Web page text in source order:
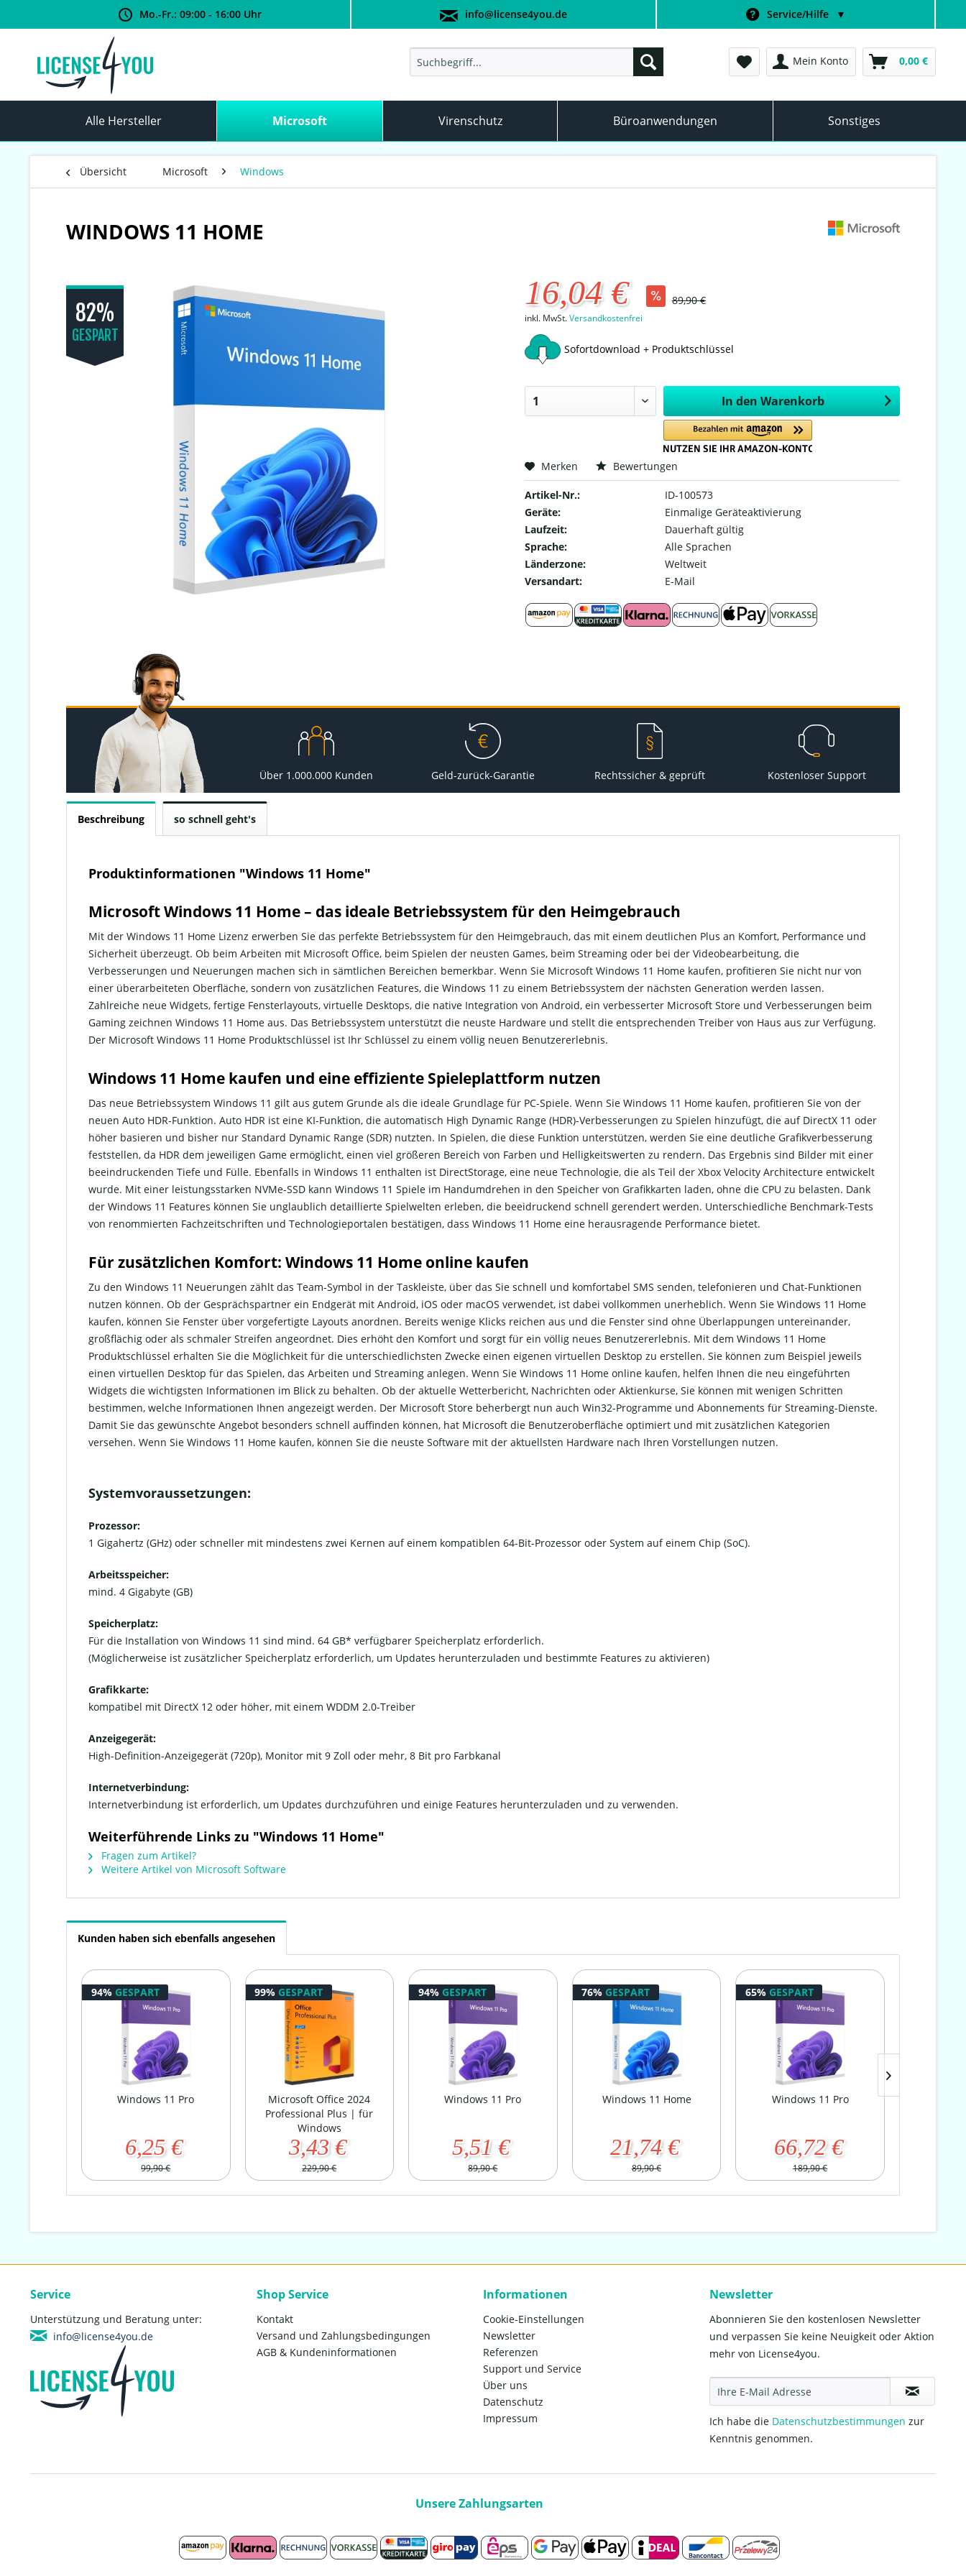
Mo.-Fr.: 09:00 - 16:00 Uhr info@license4you.de Service/Hilfe ▼
Mein Konto 0,00 €
Alle Hersteller Microsoft Virenschutz Büroanwendungen Sonstiges
Übersicht Microsoft Windows
WINDOWS 11 HOME
82%
GESPART
16,04 € 89,90 €
inkl. MwSt.Versandkostenfrei
Sofortdownload + Produktschlüssel
In den Warenkorb
Merken Bewertungen
Artikel-Nr.:
ID-100573
Geräte:
Einmalige Geräteaktivierung
Laufzeit:
Dauerhaft gültig
Sprache:
Alle Sprachen
Länderzone:
Weltweit
Versandart:
E-Mail
Über 1.000.000 Kunden Geld-zurück-Garantie Rechtssicher & geprüft Kostenloser Support
Beschreibung so schnell geht's
Produktinformationen "Windows 11 Home"
Microsoft Windows 11 Home – das ideale Betriebssystem für den Heimgebrauch
Mit der Windows 11 Home Lizenz erwerben Sie das perfekte Betriebssystem für den Heimgebrauch, das mit einem deutlichen Plus an Komfort, Performance und
Sicherheit überzeugt. Ob beim Arbeiten mit Microsoft Office, beim Spielen der neusten Games, beim Streaming oder bei der Videobearbeitung, die
Verbesserungen und Neuerungen machen sich in sämtlichen Bereichen bemerkbar. Wenn Sie Microsoft Windows 11 Home kaufen, profitieren Sie nicht nur von
einer überarbeiteten Oberfläche, sondern von zusätzlichen Features, die Windows 11 zu einem Betriebssystem der nächsten Generation werden lassen.
Zahlreiche neue Widgets, fertige Fensterlayouts, virtuelle Desktops, die native Integration von Android, ein verbesserter Microsoft Store und Verbesserungen beim
Gaming zeichnen Windows 11 Home aus. Das Betriebssystem unterstützt die neuste Hardware und stellt die entsprechenden Treiber von Haus aus zur Verfügung.
Der Microsoft Windows 11 Home Produktschlüssel ist Ihr Schlüssel zu einem völlig neuen Benutzererlebnis.
Windows 11 Home kaufen und eine effiziente Spieleplattform nutzen
Das neue Betriebssystem Windows 11 gilt aus gutem Grunde als die ideale Grundlage für PC-Spiele. Wenn Sie Windows 11 Home kaufen, profitieren Sie von der
neuen Auto HDR-Funktion. Auto HDR ist eine KI-Funktion, die automatisch High Dynamic Range (HDR)-Verbesserungen zu Spielen hinzufügt, die auf DirectX 11 oder
höher basieren und bisher nur Standard Dynamic Range (SDR) nutzten. In Spielen, die diese Funktion unterstützen, werden Sie eine deutliche Grafikverbesserung
feststellen, da HDR dem jeweiligen Game ermöglicht, einen viel größeren Bereich von Farben und Helligkeitswerten zu rendern. Das Ergebnis sind Bilder mit einer
beeindruckenden Tiefe und Fülle. Ebenfalls in Windows 11 enthalten ist DirectStorage, eine neue Technologie, die als Teil der Xbox Velocity Architecture entwickelt
wurde. Mit einer leistungsstarken NVMe-SSD kann Windows 11 Spiele im Handumdrehen in den Speicher von Grafikkarten laden, ohne die CPU zu belasten. Dank
der Windows 11 Features können Sie unglaublich detaillierte Spielwelten erleben, die beeidruckend schnell gerendert werden. Unterschiedliche Benchmark-Tests
von renommierten Fachzeitschriften und Technologieportalen bestätigen, dass Windows 11 Home eine herausragende Performance bietet.
Für zusätzlichen Komfort: Windows 11 Home online kaufen
Zu den Windows 11 Neuerungen zählt das Team-Symbol in der Taskleiste, über das Sie schnell und komfortabel SMS senden, telefonieren und Chat-Funktionen
nutzen können. Ob der Gesprächspartner ein Endgerät mit Android, iOS oder macOS verwendet, ist dabei vollkommen unerheblich. Wenn Sie Windows 11 Home
kaufen, können Sie Fenster über vorgefertigte Layouts anordnen. Bereits wenige Klicks reichen aus und die Fenster sind ohne Überlappungen untereinander,
großflächig oder als schmaler Streifen angeordnet. Dies erhöht den Komfort und sorgt für ein völlig neues Benutzererlebnis. Mit dem Windows 11 Home
Produktschlüssel erhalten Sie die Möglichkeit für die unterschiedlichsten Zwecke einen eigenen virtuellen Desktop zu erstellen. Sie können zum Beispiel jeweils
einen virtuellen Desktop für das Spielen, das Arbeiten und Streaming anlegen. Wenn Sie Windows 11 Home online kaufen, helfen Ihnen die neu eingeführten
Widgets die wichtigsten Informationen im Blick zu behalten. Ob der aktuelle Wetterbericht, Nachrichten oder Aktienkurse, Sie können mit wenigen Schritten
bestimmen, welche Informationen Ihnen angezeigt werden. Der Microsoft Store beherbergt nun auch Win32-Programme und Abonnements für Streaming-Dienste.
Damit Sie das gewünschte Angebot besonders schnell auffinden können, hat Microsoft die Benutzeroberfläche optimiert und mit zusätzlichen Kategorien
versehen. Wenn Sie Windows 11 Home kaufen, können Sie die neuste Software mit der aktuellsten Hardware nach Ihren Vorstellungen nutzen.
Systemvoraussetzungen:
Prozessor:
1 Gigahertz (GHz) oder schneller mit mindestens zwei Kernen auf einem kompatiblen 64-Bit-Prozessor oder System auf einem Chip (SoC).
Arbeitsspeicher:
mind. 4 Gigabyte (GB)
Speicherplatz:
Für die Installation von Windows 11 sind mind. 64 GB* verfügbarer Speicherplatz erforderlich.
(Möglicherweise ist zusätzlicher Speicherplatz erforderlich, um Updates herunterzuladen und bestimmte Features zu aktivieren)
Grafikkarte:
kompatibel mit DirectX 12 oder höher, mit einem WDDM 2.0-Treiber
Anzeigegerät:
High-Definition-Anzeigegerät (720p), Monitor mit 9 Zoll oder mehr, 8 Bit pro Farbkanal
Internetverbindung:
Internetverbindung ist erforderlich, um Updates durchzuführen und einige Features herunterzuladen und zu verwenden.
Weiterführende Links zu "Windows 11 Home"
Fragen zum Artikel?
Weitere Artikel von Microsoft Software
Kunden haben sich ebenfalls angesehen
94% GESPART
Windows 11 Pro
6,25 €
99,90 €
99% GESPART
Microsoft Office 2024
Professional Plus | für
Windows
3,43 €
229,90 €
94% GESPART
Windows 11 Pro
5,51 €
89,90 €
76% GESPART
Windows 11 Home
21,74 €
89,90 €
65% GESPART
Windows 11 Pro
66,72 €
189,90 €
Service
Unterstützung und Beratung unter:
info@license4you.de
Shop Service
Kontakt
Versand und Zahlungsbedingungen
AGB & Kundeninformationen
Informationen
Cookie-Einstellungen
Newsletter
Referenzen
Support und Service
Über uns
Datenschutz
Impressum
Newsletter
Abonnieren Sie den kostenlosen Newsletter
und verpassen Sie keine Neuigkeit oder Aktion
mehr von License4you.
Ich habe die Datenschutzbestimmungen zur
Kenntnis genommen.
Unsere Zahlungsarten